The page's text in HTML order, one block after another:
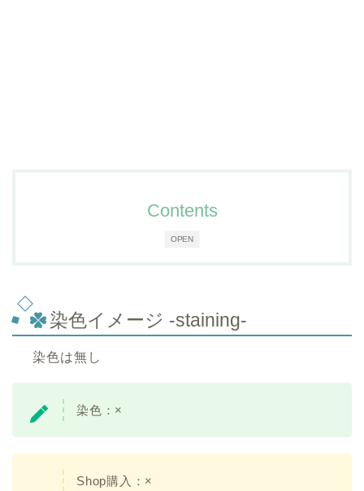
OPEN
Contents
染色イメージ -staining-
染色は無し
染色：×
Shop購入：×